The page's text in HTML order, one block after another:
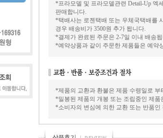
*프라모델 및 프라모델관련 Detail-Up 엑
판매합니다.
*택배사는 로젠택배 또는 우체국택배를
경우 배송비가 3500원 추가 됩니다.
*결제가 완료된 주문은 2-7일 이내 배송
*예약상품과 같이 주문한 제품들은 예약
*제품의 교환과 환불은 제품 수령일로 부
*밀봉된 제품의 개봉 또는 조립중인 제품
*소비자의 변심에 의한 교환 또는 반품